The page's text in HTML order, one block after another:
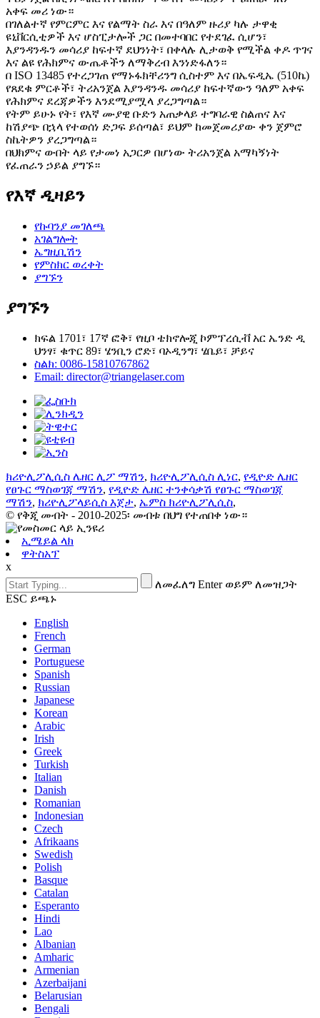
አቀፍ መሪ ነው።
በገለልተኛ የምርምር እና የልማት ስራ እና በዓለም ዙሪያ ካሉ ታዋቂ
ዩኒቨርሲቲዎች እና ሆስፒታሎች ጋር በመተባበር የተደገፈ ሲሆን፣
እያንዳንዱን መሳሪያ ከፍተኛ ደህንነት፣ በቀላሉ ሊታወቅ የሚችል ቀዶ ጥገና
እና ልዩ የሕክምና ውጤቶችን ለማቅረብ እንነድፋለን።
በ ISO 13485 የተረጋገጠ የማኑፋክቸሪንግ ሲስተም እና በኤፍዲኤ (510ኬ)
የጸደቁ ምርቶች፣ ትሪአንጀል እያንዳንዱ መሳሪያ ከፍተኛውን ዓለም አቀፍ
የሕክምና ደረጃዎችን እንደሚያሟላ ያረጋግጣል።
የትም ይሁኑ የት፣ የእኛ ሙያዊ ቡድን አጠቃላይ ተግባራዊ ስልጠና እና
ከሽያጭ በኋላ የተወሰነ ድጋፍ ይሰጣል፣ ይህም ከመጀመሪያው ቀን ጀምሮ
ስኬትዎን ያረጋግጣል።
በህክምና ውበት ላይ የታመነ አጋርዎ በሆነው ትሪአንጀል አማካኝነት
የፈጠራን ኃይል ያግኙ።
የእኛ ዲዛይን
የኩባንያ መገለጫ
አገልግሎት
ኤግዚቢሽን
የምስክር ወረቀት
ያግኙን
ያግኙን
ክፍል 1701፣ 17ኛ ፎቅ፣ የዚቦ ቴክኖሎጂ ኮምፕረሲቭ አር ኤንድ ዲ
ህንፃ፣ ቁጥር 89፣ ሄንቢን ሮድ፣ ባኦዲንግ፣ ሄቤይ፣ ቻይና
ስልክ: 0086-15810767862
Email: director@triangelaser.com
ክሪዮሊፖሊሲስ ሌዘር ሊፖ ማሽን, ክሪዮሊፖሊሲስ ሊነር, የዲዮድ ሌዘር
የፀጉር ማስወገጃ ማሽን, የዲዮድ ሌዘር ተንቀሳቃሽ የፀጉር ማስወገጃ
ማሽን, ክሪዮሊፖላይሲስ እጀታ, ኤምስ ክሪዮሊፖሊሲስ,
© የቅጂ መብት - 2010-2025፡ መብቱ በህግ የተጠበቀ ነው።
ኢሜይል ላክ
ዋትስአፕ
x
ለመፈለግ Enter ወይም ለመዝጋት
ESC ይጫኑ
English
French
German
Portuguese
Spanish
Russian
Japanese
Korean
Arabic
Irish
Greek
Turkish
Italian
Danish
Romanian
Indonesian
Czech
Afrikaans
Swedish
Polish
Basque
Catalan
Esperanto
Hindi
Lao
Albanian
Amharic
Armenian
Azerbaijani
Belarusian
Bengali